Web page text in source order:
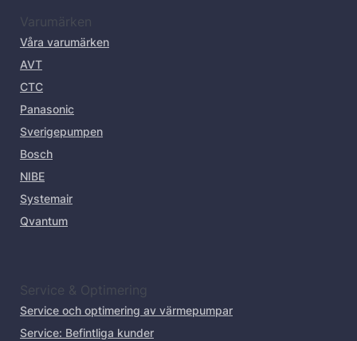
Varumärken
Våra varumärken
AVT
CTC
Panasonic
Sverigepumpen
Bosch
NIBE
Systemair
Qvantum
Service & Optimering
Service och optimering av värmepumpar
Service: Befintliga kunder